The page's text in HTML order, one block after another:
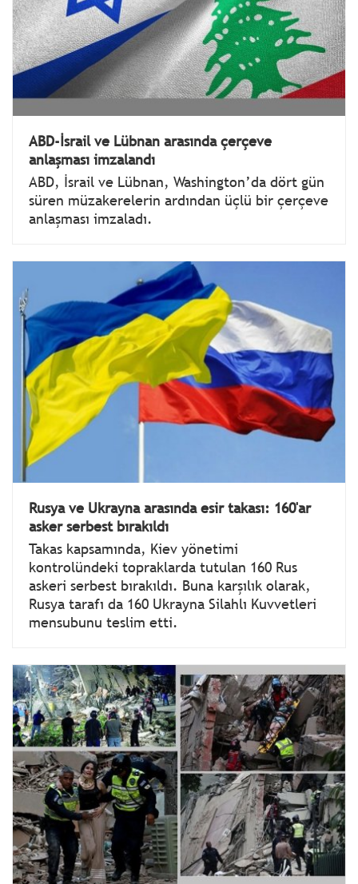
ABD-İsrail ve Lübnan arasında çerçeve
anlaşması imzalandı
ABD, İsrail ve Lübnan, Washington’da dört gün
süren müzakerelerin ardından üçlü bir çerçeve
anlaşması imzaladı.
Rusya ve Ukrayna arasında esir takası: 160'ar
asker serbest bırakıldı
Takas kapsamında, Kiev yönetimi
kontrolündeki topraklarda tutulan 160 Rus
askeri serbest bırakıldı. Buna karşılık olarak,
Rusya tarafı da 160 Ukrayna Silahlı Kuvvetleri
mensubunu teslim etti.